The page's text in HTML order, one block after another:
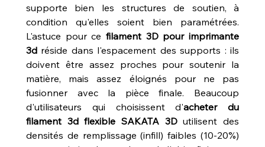
supporte bien les structures de soutien, à
condition qu'elles soient bien paramétrées.
L'astuce pour ce filament 3D pour imprimante
3d réside dans l'espacement des supports : ils
doivent être assez proches pour soutenir la
matière, mais assez éloignés pour ne pas
fusionner avec la pièce finale. Beaucoup
d'utilisateurs qui choisissent d'acheter du
filament 3d flexible SAKATA 3D utilisent des
densités de remplissage (infill) faibles (10-20%)